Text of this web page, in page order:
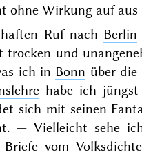
ohne Wirkung auf aus
Ruf nach Berlin
und
ich in Bonn über
habe ich jüngst
sich mit seinen
— Vielleicht sehe
vom